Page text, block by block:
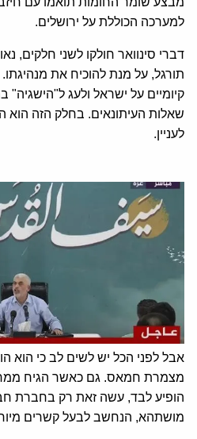
למערכה הכוללת על ירושלים.
דברי סינוואר חולקו לשני חלקים,
תורגל, על מנת להוכיח את
קיומיים על ישראל ולעג
שאלות העיתונאים. בחלק הזה הוא
לעניין.
אבל לפני הכל יש לשים לב כי הוא
מצמרת חמאס. גם כאשר הגיח
הופיע לבד, עשה זאת רק בחברת
מושתהא, הנחשב לבעל קשרים